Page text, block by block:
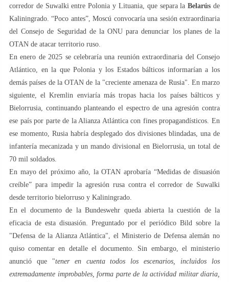
corredor de Suwalki entre Polonia y Lituania, que separa laBelarús de
Kaliningrado. “Poco antes”, Moscú convocaría una sesión extraordinaria
del Consejo de Seguridad de la ONU para denunciar los planes de la
OTAN de atacar territorio ruso.
En enero de 2025 se celebraría una reunión extraordinaria del Consejo
Atlántico, en la que Polonia y los Estados bálticos informarían a los
demás países de la OTAN de la "creciente amenaza de Rusia". En marzo
siguiente, el Kremlin enviaría más tropas hacia los países bálticos y
Bielorrusia, continuando planteando el espectro de una agresión contra
ese país por parte de la Alianza Atlántica con fines propagandísticos. En
ese momento, Rusia habría desplegado dos divisiones blindadas, una de
infantería mecanizada y un mando divisional en Bielorrusia, un total de
70 mil soldados.
En mayo del próximo año, la OTAN aprobaría “Medidas de disuasión
creíble” para impedir la agresión rusa contra el corredor de Suwalki
desde territorio bielorruso y Kaliningrado.
En el documento de la Bundeswehr queda abierta la cuestión de la
eficacia de esta disuasión. Preguntado por el periódico Bild sobre la
"Defensa de la Alianza Atlántica", el Ministerio de Defensa alemán no
quiso comentar en detalle el documento. Sin embargo, el ministerio
anunció que "tener en cuenta todos los escenarios, incluidos los
extremadamente improbables, forma parte de la actividad militar diaria,